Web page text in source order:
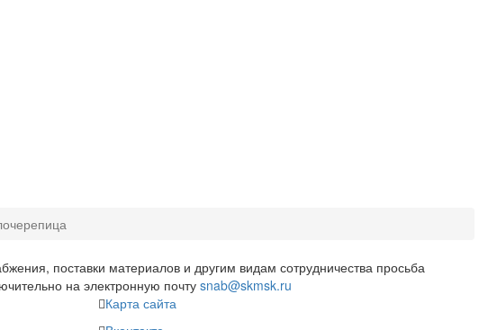
поставки материалов и другим видам сотрудничества просьба
на электронную почтуsnab@skmsk.ru
Карта сайта